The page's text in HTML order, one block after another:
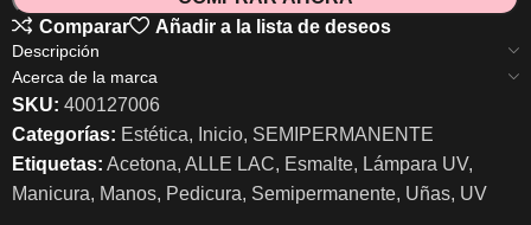
Comparar
Añadir a la lista de deseos
Descripción
Acerca de la marca
SKU: 400127006
Categorías: Estética, Inicio, SEMIPERMANENTE
Etiquetas: Acetona, ALLE LAC, Esmalte, Lámpara UV,
Manicura, Manos, Pedicura, Semipermanente, Uñas, UV